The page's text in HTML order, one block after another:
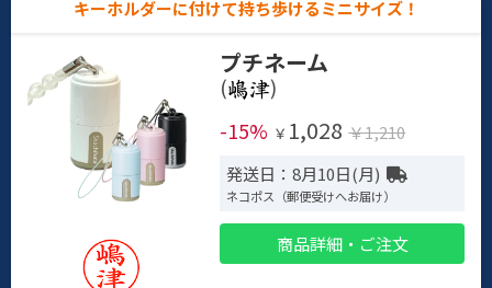
キーホルダーに付けて持ち歩けるミニサイズ！
プチネーム
(
)
-15% ￥ 1,028 ￥1,210
発送日：8月10日(月)
ネコポス（郵便受けへお届け）
商品詳細・ご注文